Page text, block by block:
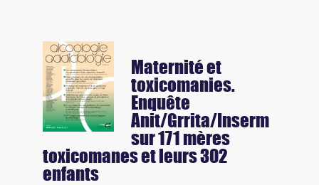
Maternité et
toxicomanies.
Enquête
Anit/Grrita/Inserm
sur 171 mères
toxicomanes et leurs 302
enfants